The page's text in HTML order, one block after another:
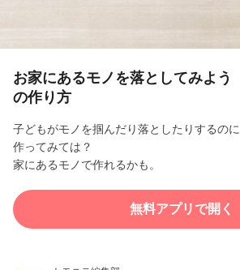
i
e
お家にあるモノを落としてみよ
の作り方
子どもがモノを掴んだり落としたりするの
作ってみては？
家にあるモノで作れるかも。
無料アプリで開く